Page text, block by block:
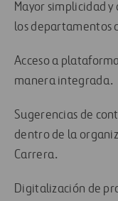
Mayor simplicidad
los departamentos
Acceso a
manera integrada.
Sugerencias de
dentro de la
Carrera.
Digitalización de